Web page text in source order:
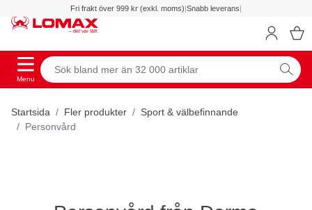
Fri frakt över 999 kr (exkl. moms)|Snabb leverans|
Menu
Startsida Fler produkter
Sport & välbefinnande
Personvård